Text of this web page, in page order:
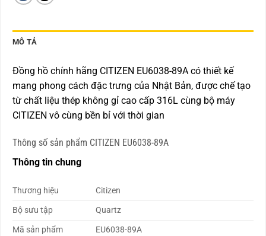
MÔ TẢ
Đồng hồ chính hãng CITIZEN EU6038-89A có thiết kế
mang phong cách đặc trưng của Nhật Bản, được chế tạo
từ chất liệu thép không gỉ cao cấp 316L cùng bộ máy
CITIZEN vô cùng bền bỉ với thời gian
Thông số sản phẩm CITIZEN EU6038-89A
Thông tin chung
Thương hiệu
Citizen
Bộ sưu tập
Quartz
Mã sản phẩm
EU6038-89A